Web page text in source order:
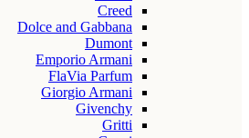
Creed
Dolce and Gabbana
Dumont
Emporio Armani
FlaVia Parfum
Giorgio Armani
Givenchy
Gritti